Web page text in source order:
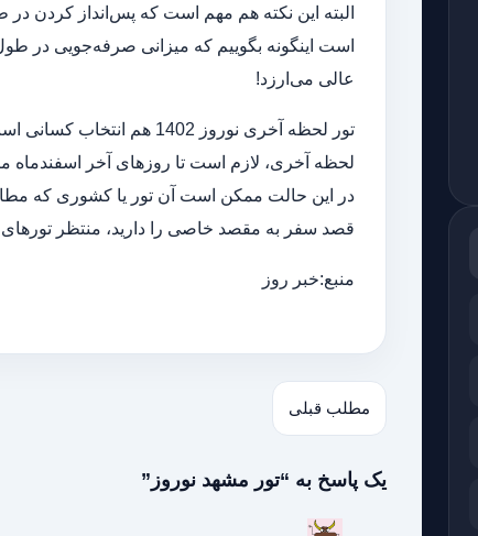
البته این نکته هم مهم است که پس‌انداز کردن
است اینگونه بگوییم که میزانی صرفه‌جویی
عالی می‌ارزد!
تور لحظه آخری نوروز
لحظه آخری، لازم است تا روزهای آخر اسفندماه
در این حالت ممکن است آن تور یا کشوری که
قصد سفر به مقصد خاصی را دارید، منتظر تورهای لحظه آخر
منبع:خبر روز
مطلب قبلی
یک پاسخ به “تور مشهد نوروز”